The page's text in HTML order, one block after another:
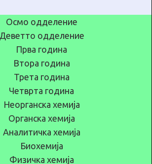
Осмо одделение
Деветто одделение
Прва година
Втора година
Трета година
Четврта година
Неорганска хемија
Органска хемија
Аналитичка хемија
Биохемија
Физичка хемија